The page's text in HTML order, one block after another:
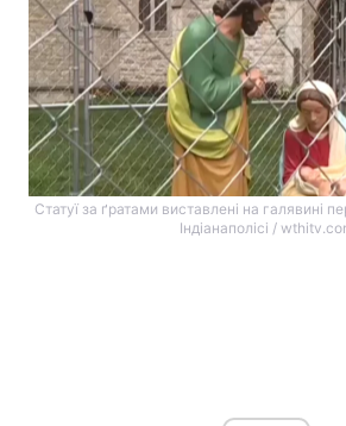
Статуї за ґратами виставлені на галявині
Індіанаполісі /